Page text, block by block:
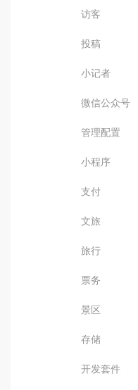
访客
投稿
小记者
微信公众号
管理配置
小程序
支付
文旅
旅行
票务
景区
存储
开发套件